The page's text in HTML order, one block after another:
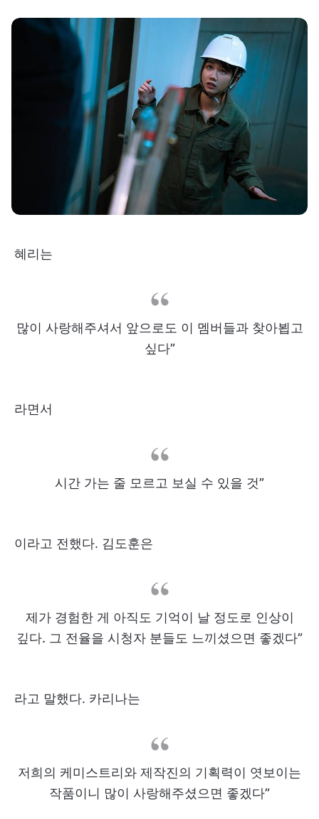
혜리는
많이 사랑해주셔서 앞으로도 이 멤버들과 찾아뵙고
싶다”
라면서
시간 가는 줄 모르고 보실 수 있을 것”
이라고 전했다. 김도훈은
제가 경험한 게 아직도 기억이 날 정도로 인상이
깊다. 그 전율을 시청자 분들도 느끼셨으면 좋겠다”
라고 말했다. 카리나는
저희의 케미스트리와 제작진의 기획력이 엿보이는
작품이니 많이 사랑해주셨으면 좋겠다”